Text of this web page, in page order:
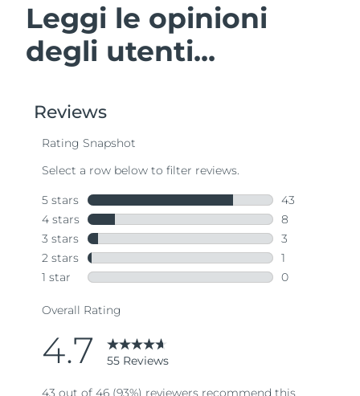
Leggi le opinioni
degli utenti...